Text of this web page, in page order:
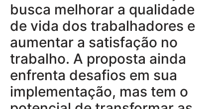
busca melhorar a qualidade
de vida dos trabalhadores e
aumentar a satisfação no
trabalho. A proposta ainda
enfrenta desafios em sua
implementação, mas tem o